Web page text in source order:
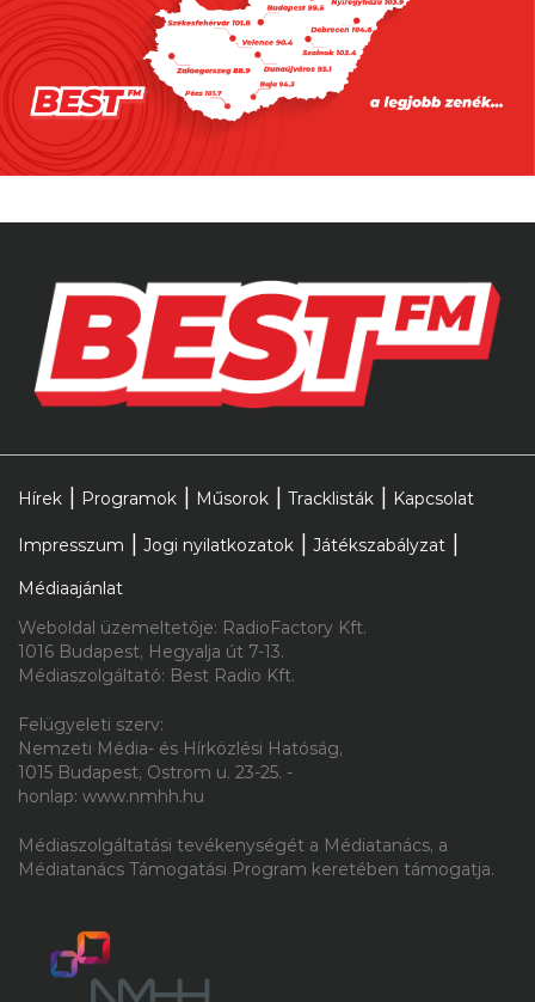
Hírek Programok Műsorok Tracklisták Kapcsolat
Impresszum Jogi nyilatkozatok
Játékszabályzat
Médiaajánlat
Weboldal üzemeltetője: RadioFactory Kft.
1016 Budapest, Hegyalja út 7-13.
Médiaszolgáltató: Best Radio Kft.
Felügyeleti szerv:
Nemzeti Média- és Hírközlési Hatóság,
1015 Budapest, Ostrom u. 23-25. -
honlap: www.nmhh.hu
Médiaszolgáltatási tevékenységét a Médiatanács, a
Médiatanács Támogatási Program keretében támogatja.